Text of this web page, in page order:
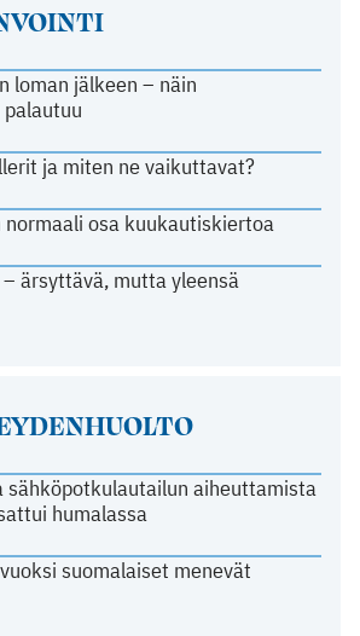
loman jälkeen – näin
ja miten ne vaikuttavat?
normaali osa kuukautiskiertoa
ärsyttävä, mutta yleensä
sähköpotkulautailun aiheuttamista
humalassa
suomalaiset menevät